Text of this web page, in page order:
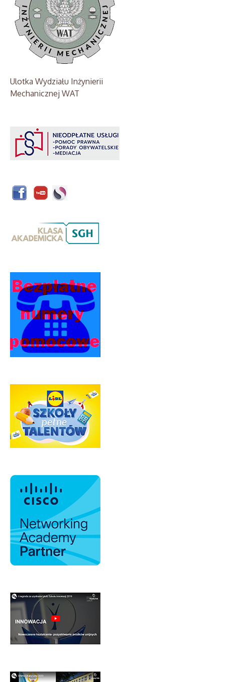
Ulotka Wydziału Inżynierii
Mechanicznej WAT